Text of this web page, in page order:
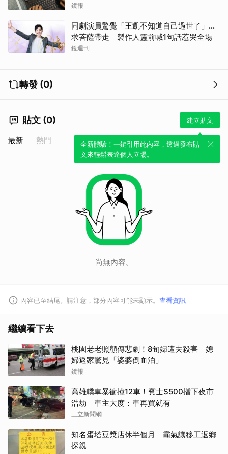
哭網
鏡報
同劇演員驚覺「王凱不知道自己過世了」...
求菩薩帶走 製作人靈前喊1句話惹哭全場
鏡週刊
轉發 (0)
貼文 (0) 建立貼文
全新體驗！一鍵引用此內容，透過發布貼
文來輕鬆表達個人立場。
最新 熱門
尚無內容。
內容已至結尾。請注意，部分內容可能未顯示。 查看資訊
繼續看下去
桃園老老照顧傳悲劇！8旬婦遭夫殺害 媳
婦返家驚見「婆婆倒血泊」
鏡報
高雄轎車暴衝撞12車！賓士S500擋下夜市
浩劫 車主大度：車再買就有
三立新聞網
知名蛋塔豆漿店休半個月 霸氣讓移工返鄉
探親